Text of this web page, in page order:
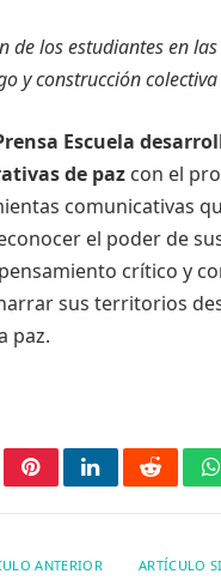
de los estudiantes en
y construcción colectiva
Escuela
de paz con el
comunicativas
el poder de
crítico y
sus territorios
paz.
PinterestLinkedInReddit
ANTERIOR ARTÍCULO